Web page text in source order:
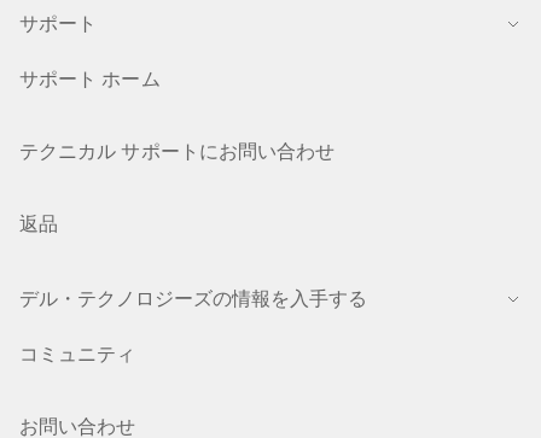
サポート
サポート ホーム
テクニカル サポートにお問い合わせ
返品
デル・テクノロジーズの情報を入手する
コミュニティ
お問い合わせ